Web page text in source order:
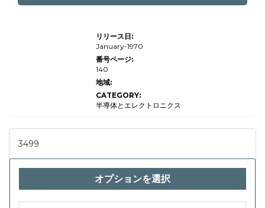
DC-DC
ックトラ
ーマ
ー）、ア
ューマエ
リリース日:
January-1970
番号ページ:
140
地域:
CATEGORY:
半導体とエレクトロニクス
3499
オプションを選択